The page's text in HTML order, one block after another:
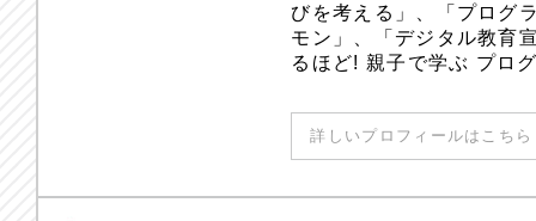
びを考える」、「プログ
モン」、「デジタル教育
るほど! 親子で学ぶ プロ
詳しいプロフィールはこち